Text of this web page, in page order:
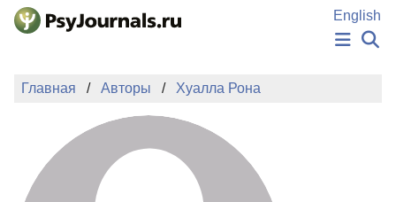
Перейти к основному содержанию
English
НОВОСТИ
АВТОРЫ
ПОДАТЬ РУКОПИСЬ
БАЗА ЗНАНИЙ
КЛЮЧЕВЫЕ СЛОВА
Главная Авторы Хуалла Рона